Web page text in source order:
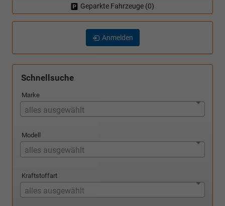
Geparkte Fahrzeuge (0)
Anmelden
Schnellsuche
Marke
alles ausgewählt
Modell
alles ausgewählt
Kraftstoffart
alles ausgewählt